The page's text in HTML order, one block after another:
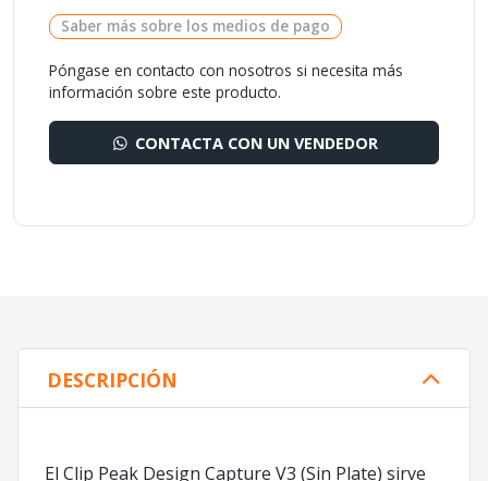
Saber más sobre los medios de pago
Póngase en contacto con nosotros si necesita más
información sobre este producto.
CONTACTA CON UN VENDEDOR
DESCRIPCIÓN
El Clip Peak Design Capture V3 (Sin Plate) sirve